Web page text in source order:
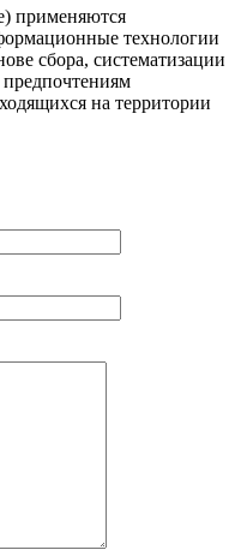
применяются
технологии
сбора, систематизации
на территории